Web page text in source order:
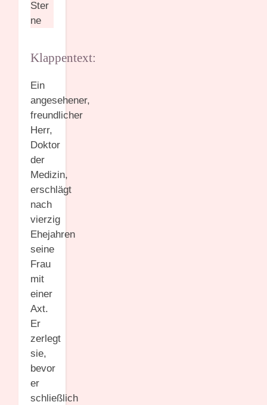
Ster
ne
Klappentext:
Ein
angesehener,
freundlicher
Herr,
Doktor
der
Medizin,
erschlägt
nach
vierzig
Ehejahren
seine
Frau
mit
einer
Axt.
Er
zerlegt
sie,
bevor
er
schließlich